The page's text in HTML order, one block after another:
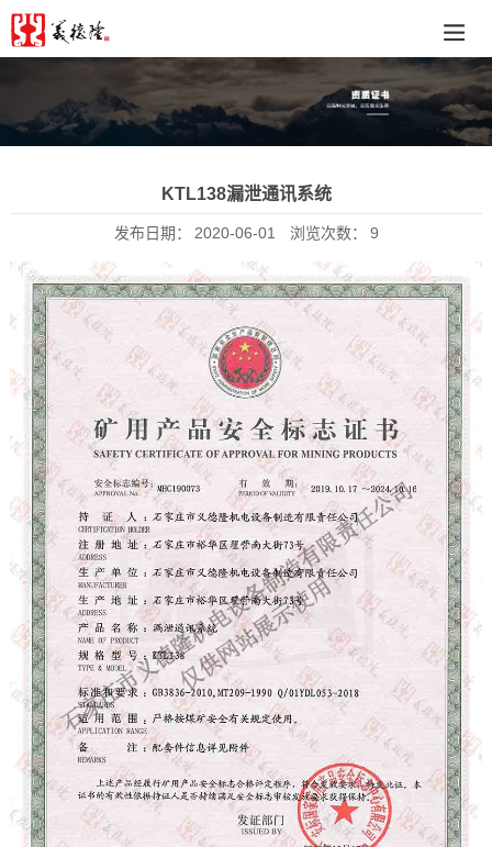
KTL138漏泄通讯系统
发布日期： 2020-06-01 浏览次数： 9